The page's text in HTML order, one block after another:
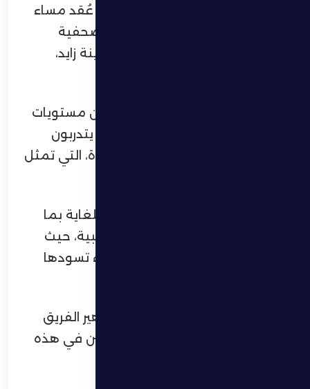
من دوري أدنوك للمحترفين، والذي عُقد مساء
اليوم الأحد في قاعة المؤتمرات الصحفية
باستاد حمدان بن زايد آل نهيان بمدينة زايد،
وأوضح هوفارت أن اللاعبين يقدمون مستويات
جيدة في التدريبات، مشيراً إلى أنهم يتدربون
بجدية عالية لإدراكهم أهمية المباراة، التي تمثل
وأضاف المدرب الكرواتي أنه سعيد للغاية بما
يقدمه اللاعبون في الحصص التدريبية، حيث
يبذلون أقصى ما لديهم وسط أجواء تسودها
واختتم هوفارت حديثه بدعوة جماهير الفريق
للحضور إلى أبوظبي ومؤازرة اللاعبين في هذه